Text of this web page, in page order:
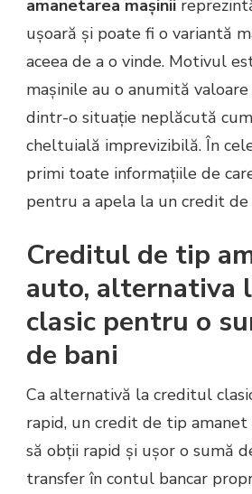
amanetarea mașinii
ușoară și poate fi o variantă
aceea de a o vinde. Motivul
mașinile au o anumită
dintr-o situație neplăcută
cheltuială imprevizibilă. În
primi toate informațiile de
pentru a apela la un credit
Creditul de tip
auto, alternativa
clasic pentru o
de bani
Ca alternativă la creditul
rapid, un credit de tip
să obții rapid și ușor o sumă
transfer în contul bancar